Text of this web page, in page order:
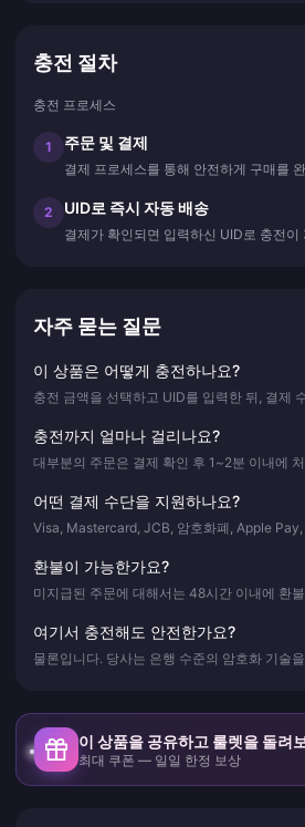
충전 절차
충전 프로세스
1 주문 및 결제
결제 프로세스를 통해 안전하게 구매를
2 UID로 즉시 자동 배송
결제가 확인되면 입력하신 UID로 충전
자주 묻는 질문
이 상품은 어떻게 충전하나요?
충전 금액을 선택하고 UID를 입력한 뒤, 결제
충전까지 얼마나 걸리나요?
대부분의 주문은 결제 확인 후 1~2분 이내에
어떤 결제 수단을 지원하나요?
Visa, Mastercard, JCB, 암호화폐, Apple
환불이 가능한가요?
미지급된 주문에 대해서는 48시간 이내에 환
여기서 충전해도 안전한가요?
물론입니다. 당사는 은행 수준의 암호화 기술
이 상품을 공유하고 룰렛을 돌려
최대 쿠폰 — 일일 한정 보상